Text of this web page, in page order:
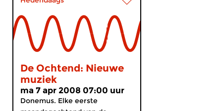
De Ochtend: Nieuwe
muziek
ma 7 apr 2008 07:00 uur
Donemus. Elke eerste